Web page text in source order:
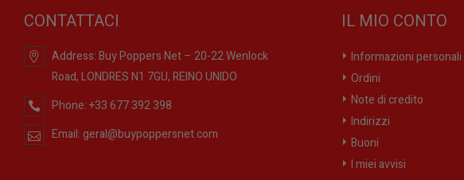
CONTATTACI
Address:Buy Poppers Net – 20-22 Wenlock
Road, LONDRES N1 7GU, REINO UNIDO
Phone:+33 677 392 398
Email: geral@buypoppersnet.com
IL MIO CONTO
Informazioni personali
Ordini
Note di credito
Indirizzi
Buoni
I miei avvisi